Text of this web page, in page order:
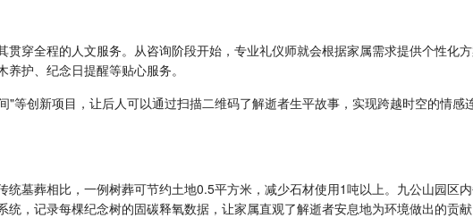
穿全程的人文服务。从咨询阶段开始，专业礼仪师就会根据家属需求提供个性化
护、纪念日提醒等贴心服务。
等创新项目，让后人可以通过扫描二维码了解逝者生平故事，实现跨越时空的情
墓葬相比，一例树葬可节约土地0.5平方米，减少石材使用1吨以上。九公山园区
，记录每棵纪念树的固碳释氧数据，让家属直观了解逝者安息地为环境做出的贡献